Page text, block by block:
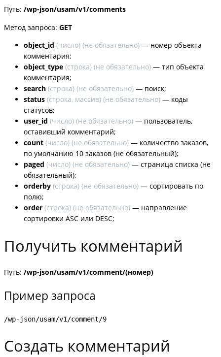
Путь: /wp-json/usam/v1/comments
Метод запроса: GET
object_id (число) (не обязательно) — номер объекта
комментария;
object_type (строка) (не обязательно) — тип объекта
комментария;
search (строка) (не обязательно) — поиск;
status (строка, массив) (не обязательно) — коды
статусов;
user_id (число) (не обязательно) — пользователь,
оставивший комментарий;
count (число) (не обязательно) — количество заказов,
по умолчанию 10 заказов (не обязательный);
paged (число) (не обязательно) — страница списка (не
обязательный);
orderby (строка) (не обязательно) — сортировать по
полю;
order (строка) (не обязательно) — направление
сортировки ASC или DESC;
Получить комментарий
Путь: /wp-json/usam/v1/comment/(номер)
Пример запроса
/wp-json/usam/v1/comment/9
Создать комментарий